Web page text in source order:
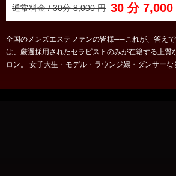
通常料金 / 30分 8,000 円 30 分 7,000
全国のメンズエステファンの皆様──これが、答えで
は、厳選採用されたセラピストのみが在籍する上質
ロン。 女子大生・モデル・ラウンジ嬢・ダンサー
スピタリティを何よりも大切に、すべてのお客様に
洗練された空間、そして確かな技術。 末長く愛され